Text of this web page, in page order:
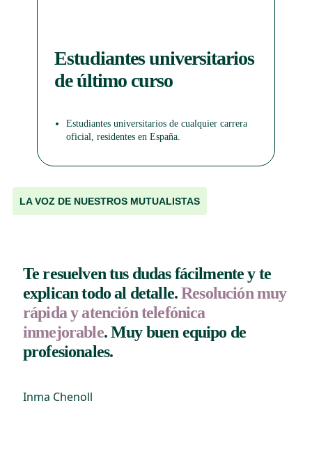
Estudiantes universitarios
de último curso
Estudiantes universitarios de cualquier carrera
oficial, residentes en España.
LA VOZ DE NUESTROS MUTUALISTAS
Te resuelven tus dudas fácilmente y te
explican todo al detalle.Resolución muy
rápida y atención telefónica
inmejorable. Muy buen equipo de
profesionales.
Inma Chenoll